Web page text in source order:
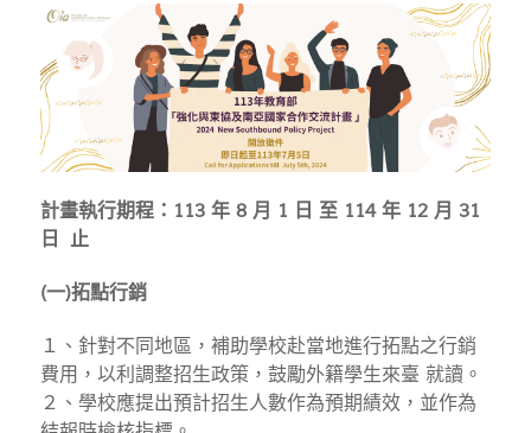
計畫執行期程：113 年 8 月 1 日 至 114 年 12 月 31
日 止
(一)拓點行銷
１、針對不同地區，補助學校赴當地進行拓點之行銷
費用，以利調整招生政策，鼓勵外籍學生來臺 就讀。
２、學校應提出預計招生人數作為預期績效，並作為